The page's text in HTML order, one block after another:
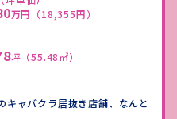
万円 （18,355円）
坪 （55.48㎡）
キャバクラ居抜き店舗、なんと